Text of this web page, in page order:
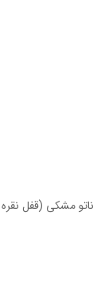
ناتو مشکی (قفل